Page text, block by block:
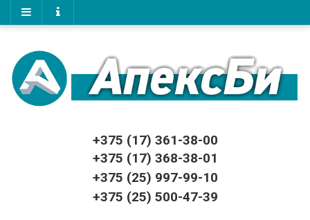
+375 (17) 361-38-00
+375 (17) 368-38-01
+375 (25) 997-99-10
+375 (25) 500-47-39